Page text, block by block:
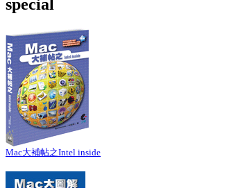
special
Mac大補帖之Intel inside